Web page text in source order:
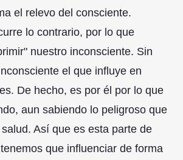
el relevo del consciente.
lo contrario, por lo que
nuestro inconsciente. Sin
el que influye en
De hecho, es por él por lo que
aun sabiendo lo peligroso que
Así que es esta parte de
que influenciar de forma